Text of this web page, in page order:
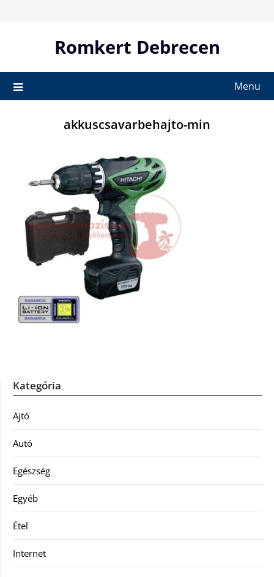
Romkert Debrecen
Menu
akkuscsavarbehajto-min
Kategória
Ajtó
Autó
Egészség
Egyéb
Étel
Internet